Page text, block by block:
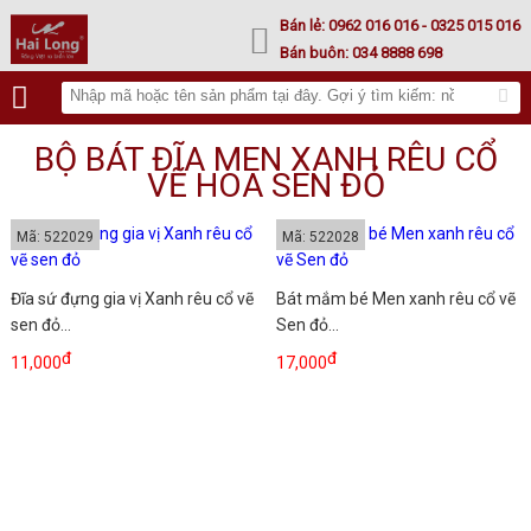
Lư hoá vàng Bán lẻ:0962 016 016 - 0325 015 016
Bán buôn:034 8888 698
BỘ BÁT ĐĨA MEN XANH RÊU CỔ
VẼ HOA SEN ĐỎ
Đĩa sứ đựng gia vị Xanh rêu cổ vẽ
sen đỏ...
11,000đ
Mã: 522029
Bát mắm bé Men xanh rêu cổ vẽ
Sen đỏ...
17,000đ
Mã: 522028